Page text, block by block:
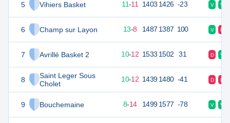
5 Vihiers Basket
6 Champ sur Layon
7 Avrillé Basket 2
8
Saint Leger Sous
Cholet
9 Bouchemaine
11-11 1403 1426 -23 V V
34 13-8 1487 1387 100 V D
10-12 1533 1502 31 D V
32 10-12 1439 1480 -41 D D
8-14 1499 1577 -78 V V